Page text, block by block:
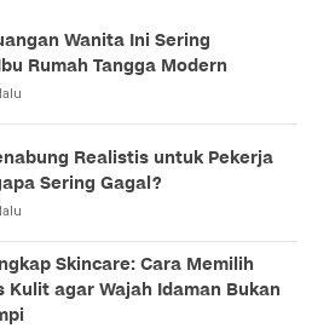
Wanita Ini Sering
Rumah Tangga Modern
Realistis untuk Pekerja
Sering Gagal?
Skincare: Cara Memilih
Kulit agar Wajah Idaman Bukan